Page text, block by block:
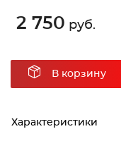
2 750 руб.
В корзину
Характеристики